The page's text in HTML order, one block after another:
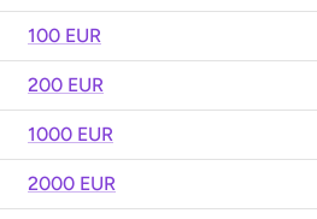
100 EUR
200 EUR
1000 EUR
2000 EUR